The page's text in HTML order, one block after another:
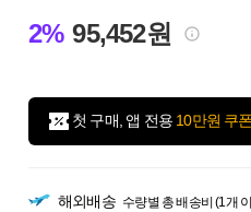
2% 95,452원
첫 구매, 앱 전용 10만원 쿠
해외배송 수량별 총 배송비 (1개